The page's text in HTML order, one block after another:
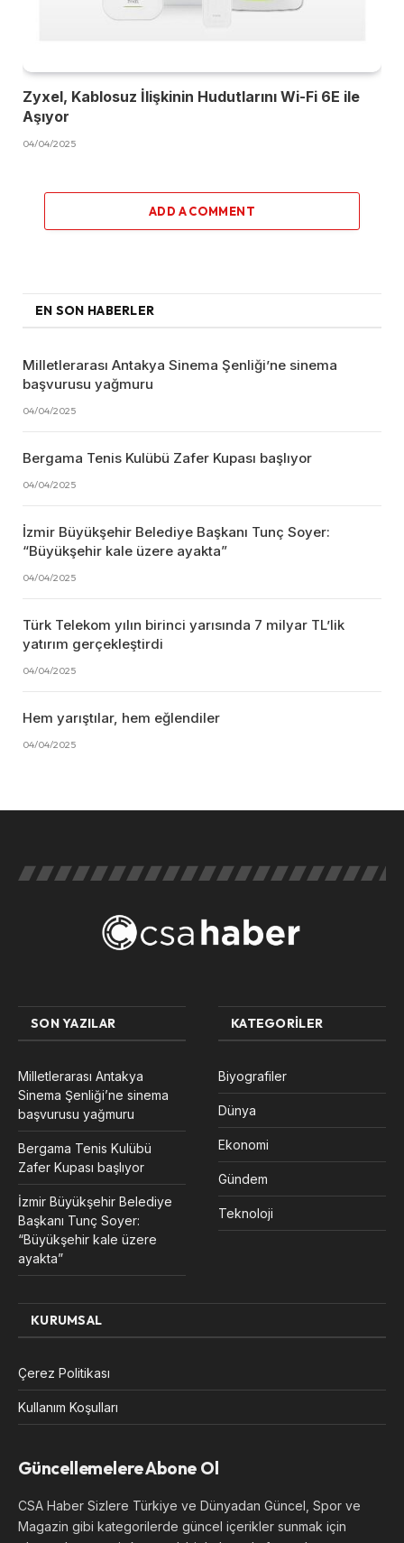
Zyxel, Kablosuz İlişkinin Hudutlarını Wi-Fi 6E ile
Aşıyor
04/04/2025
ADD A COMMENT
EN SON HABERLER
Milletlerarası Antakya Sinema Şenliği’ne sinema
başvurusu yağmuru
04/04/2025
Bergama Tenis Kulübü Zafer Kupası başlıyor
04/04/2025
İzmir Büyükşehir Belediye Başkanı Tunç Soyer:
“Büyükşehir kale üzere ayakta”
04/04/2025
Türk Telekom yılın birinci yarısında 7 milyar TL’lik
yatırım gerçekleştirdi
04/04/2025
Hem yarıştılar, hem eğlendiler
04/04/2025
SON YAZILAR
Milletlerarası Antakya
Sinema Şenliği’ne sinema
başvurusu yağmuru
Bergama Tenis Kulübü
Zafer Kupası başlıyor
İzmir Büyükşehir Belediye
Başkanı Tunç Soyer:
“Büyükşehir kale üzere
ayakta”
KATEGORILER
Biyografiler
Dünya
Ekonomi
Gündem
Teknoloji
KURUMSAL
Çerez Politikası
Kullanım Koşulları
Güncellemelere Abone Ol
CSA Haber Sizlere Türkiye ve Dünyadan Güncel, Spor ve
Magazin gibi kategorilerde güncel içerikler sunmak için